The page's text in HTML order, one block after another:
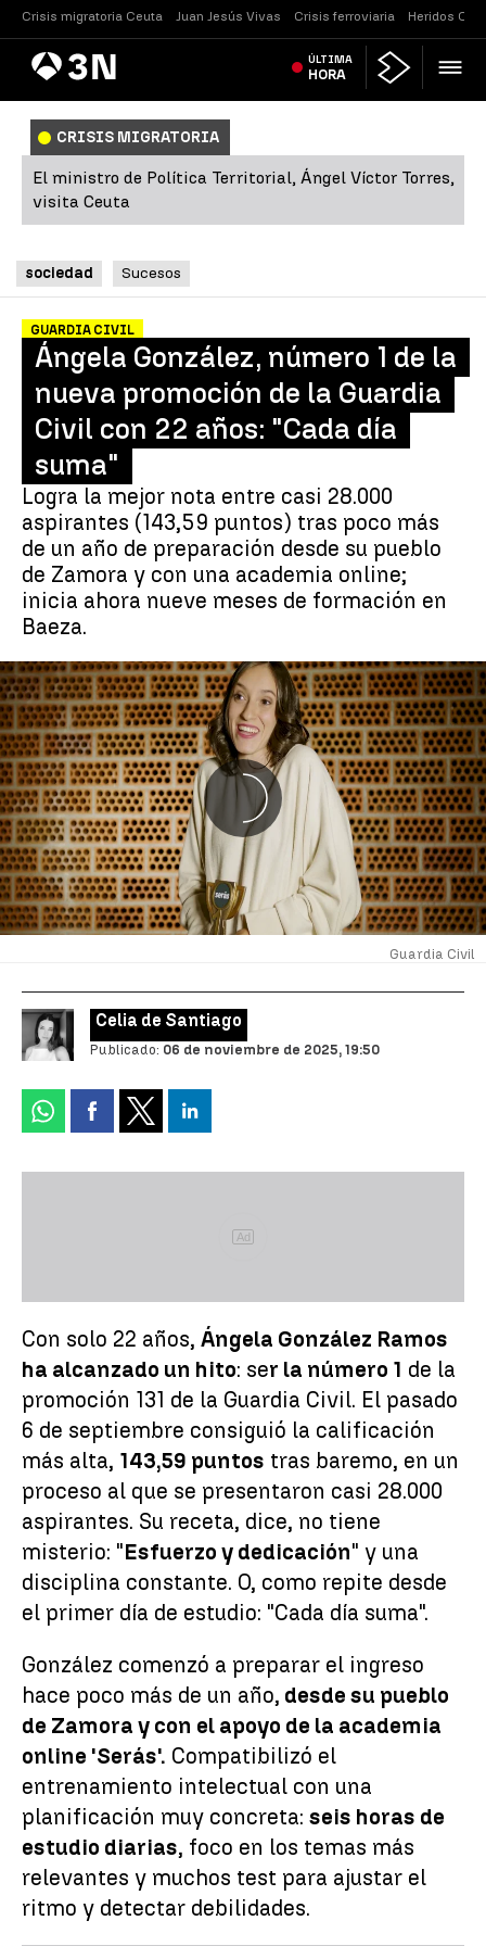
Crisis migratoria Ceuta Juan Jesús Vivas Crisis ferroviaria Heridos
AntenaNoticias ÚLTIMA
HORA
CRISIS MIGRATORIA
El ministro de Política Territorial, Ángel Víctor Torres,
visita Ceuta
sociedad Sucesos
GUARDIA CIVIL
Ángela González, número 1 de la
nueva promoción de la Guardia
Civil con 22 años: "Cada día
suma"
Logra la mejor nota entre casi 28.000
aspirantes (143,59 puntos) tras poco más
de un año de preparación desde su pueblo
de Zamora y con una academia online;
inicia ahora nueve meses de formación en
Baeza.
Guardia Civil
Celia de Santiago
Publicado: 06 de noviembre de 2025, 19:50
Ad
Con solo 22 años, Ángela González Ramos
ha alcanzado un hito: ser la número 1 de la
promoción 131 de la Guardia Civil. El pasado
6 de septiembre consiguió la calificación
más alta, 143,59 puntos tras baremo, en un
proceso al que se presentaron casi 28.000
aspirantes. Su receta, dice, no tiene
misterio: "Esfuerzo y dedicación" y una
disciplina constante. O, como repite desde
el primer día de estudio: "Cada día suma".
González comenzó a preparar el ingreso
hace poco más de un año, desde su pueblo
de Zamora y con el apoyo de la academia
online 'Serás'. Compatibilizó el
entrenamiento intelectual con una
planificación muy concreta: seis horas de
estudio diarias, foco en los temas más
relevantes y muchos test para ajustar el
ritmo y detectar debilidades.